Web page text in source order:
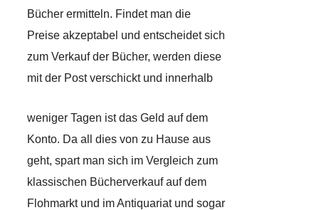
Bücher ermitteln. Findet man die
Preise akzeptabel und entscheidet sich
zum Verkauf der Bücher, werden diese
mit der Post verschickt und innerhalb
weniger Tagen ist das Geld auf dem
Konto. Da all dies von zu Hause aus
geht, spart man sich im Vergleich zum
klassischen Bücherverkauf auf dem
Flohmarkt und im Antiquariat und sogar